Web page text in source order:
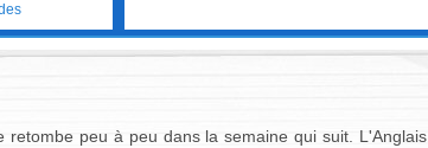
peu à peu dans la semaine qui suit. L'Anglais